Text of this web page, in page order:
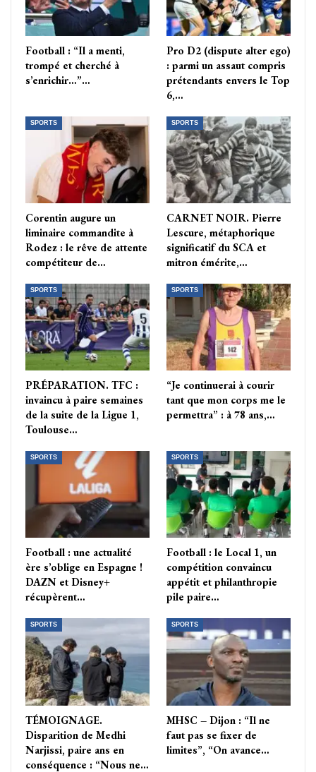
Football : “Il a menti,
trompé et cherché à
s’enrichir…”…
Pro D2 (dispute alter ego)
: parmi un assaut compris
prétendants envers le Top
6,…
SPORTS
Corentin augure un
liminaire commandite à
Rodez : le rêve de attente
compétiteur de…
SPORTS
CARNET NOIR. Pierre
Lescure, métaphorique
significatif du SCA et
mitron émérite,…
SPORTS
PRÉPARATION. TFC :
invaincu à paire semaines
de la suite de la Ligue 1,
Toulouse…
SPORTS
“Je continuerai à courir
tant que mon corps me le
permettra” : à 78 ans,…
SPORTS
Football : une actualité
ère s’oblige en Espagne !
DAZN et Disney+
récupèrent…
SPORTS
Football : le Local 1, un
compétition convaincu
appétit et philanthropie
pile paire…
SPORTS
TÉMOIGNAGE.
Disparition de Medhi
Narjissi, paire ans en
conséquence : “Nous ne…
SPORTS
MHSC – Dijon : “Il ne
faut pas se fixer de
limites”, “On avance…